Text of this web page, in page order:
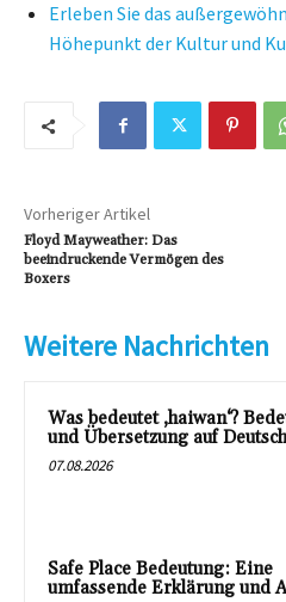
Erleben Sie das
Höhepunkt der Kultur und
Vorheriger Artikel
Floyd Mayweather: Das
beeindruckende Vermögen des
Boxers
Weitere Nachrichten
Was bedeutet ‚haiwan‘?
und Übersetzung auf Deutsch
07.08.2026
Safe Place Bedeutung: Eine
umfassende Erklärung und